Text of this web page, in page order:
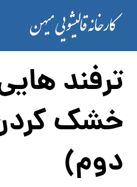
ترفند
خشک
دوم)